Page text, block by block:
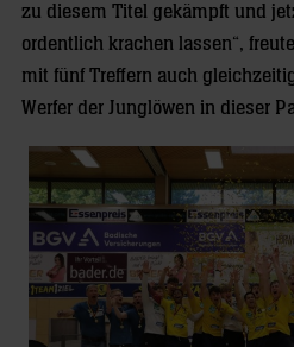
zu diesem Titel gekämpft und
ordentlich krachen lassen“,
mit fünf Treffern auch
Werfer der Junglöwen in dieser